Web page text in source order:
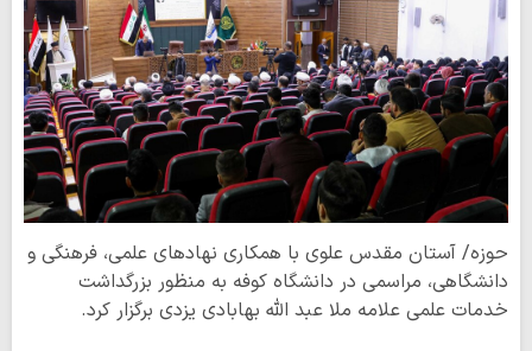
حوزه/ آستان مقدس علوی با همکاری نهادهای علمی، فرهنگی و
دانشگاهی، مراسمی در دانشگاه کوفه به منظور بزرگداشت
خدمات علمی علامه ملا عبد الله بهابادی یزدی برگزار کرد.